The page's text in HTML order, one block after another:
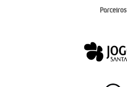
Parceiros